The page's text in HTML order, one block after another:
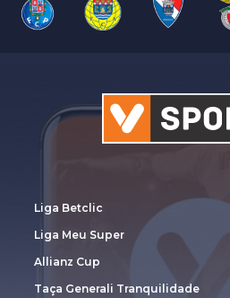
Liga Betclic
Liga Meu Super
Allianz Cup
Taça Generali Tranquilidade